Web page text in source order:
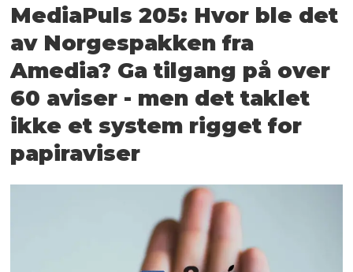
MediaPuls 205: Hvor ble det
av Norgespakken fra
Amedia? Ga tilgang på over
60 aviser - men det taklet
ikke et system rigget for
papiraviser